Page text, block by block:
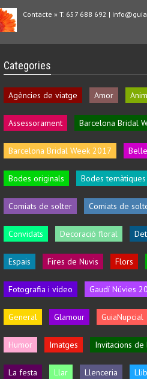
Contacte » T. 657 688 692 |
Categories
Agències de viatge Amor
Assessorament Barcelona Bridal
Barcelona Bridal Week 2017
Bodes originals Bodes temàtiques
Comiats de solter Comiats de
Convidats Decoració floral
Espais Fires de Nuvis Flors
Fotografia i vídeo Gaudí Núvies
General Glamour GuiaNupcial
Humor Imatges Invitacions de
La festa Llar Llenceria